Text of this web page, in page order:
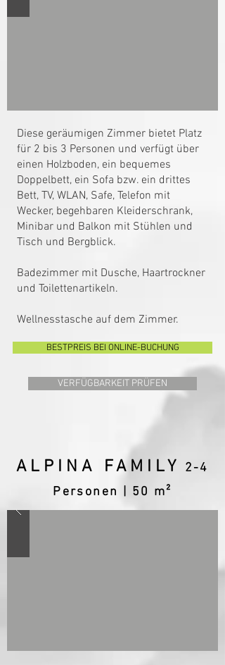
Diese geräumigen Zimmer bietet Platz
für 2 bis 3 Personen und verfügt über
einen Holzboden, ein bequemes
Doppelbett, ein Sofa bzw. ein drittes
Bett, TV, WLAN, Safe, Telefon mit
Wecker, begehbaren Kleiderschrank,
Minibar und Balkon mit Stühlen und
Tisch und Bergblick.
Badezimmer mit Dusche, Haartrockner
und Toilettenartikeln.
Wellnesstasche auf dem Zimmer.​
BESTPREIS BEI ONLINE-BUCHUNG
VERFÜGBARKEIT PRÜFEN
ALPINA FAMILY 2-4
Personen | 50 m²